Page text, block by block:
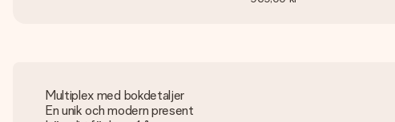
Multiplex med bokdetaljer
En unik och modern present